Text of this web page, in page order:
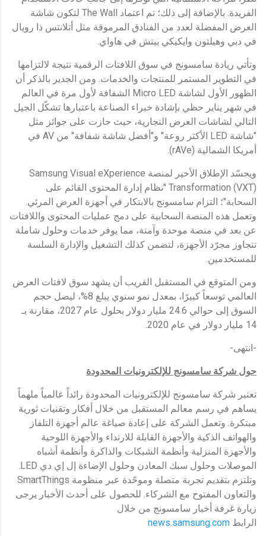
الفريدة. بالإضافة إلى ذلك؛ تم اعتماد The Wall لتكون شاشة
العرض المفضلة لعدد من الفنادق المرموقة مثل أتلانتس ذا رويال
في دبي وهيلتون وايكيكي بيتش في هاواي.
وتأتي ريادة سامسونج في سوق اللافتات الرقمية نتيجة لالتزامها
في التطوير المستمر للمنتجات والخدمات. ومن الجدير بالذكر أن
الظهور الأول لشاشة Micro LED الشفافة لأول مرة في العالم
في شهر يناير حظي بإشادة خبراء الصناعة باعتبارها تشكّل الجيل
التالي لشاشات العرض التجارية، حيث حازت على جوائز مثل
"شاشة LED الأكثر روعة" و"أفضل شاشة شفافة" من AV في
أمريكا الشمالية (rAVe).
ويجسّد الإطلاق الأخير لمنصة Samsung Visual eXperience
Transformation (VXT) "نظام إدارة المحتوى القائم على
السحابة"؛ التزام سامسونج بالابتكار في أجهزة العرض المرئي.
وتعمل هذه المنصة السحابية على دمج عمليات المحتوى واللافتات
عن بعد في منصة موحدة وآمنة، مما يوفر خدمات وحلول شاملة
تتجاوز مجرّد الأجهزة، لتضمن كذلك التشغيل والإدارة السلسة
للمستخدمين.
ومن المتوقع في المستقبل القريب أن يشهد سوق لافتات العرض
العالمي توسعاً كبيرًا، بمعدل نمو سنوي يبلغ 8%، ليصل حجم
السوق إلى حوالي 24.6 مليار دولار بحلول عام 2027، مقارنة بـ
14 مليار دولار في عام 2020.
-انتهى-
حول شركة سامسونج للإلكترونيات المحدودة
تعتبر شركة سامسونج للإلكترونيات المحدودة رائداً عالمياً ملهماً
يساهم في رسم معالم المستقبل من خلال أفكار وتقنيات ثورية
مبتكرة. وتعمل الشركة على إعادة صياغة عالم أجهزة التلفاز
والهواتف الذكية والأجهزة القابلة للارتداء والأجهزة اللوحية
والأجهزة المنزلية وأنظمة الشبكات والذاكرة وأنظمة أشباه
وتلتزم بتقديم تجربة متصلة وموحّدة عبر منظومة SmartThings
والتعاون المفتوح مع الشركاء. للحصول على أحدث الأخبار يرجى
زيارة غرفة أخبار سامسونج من خلال
الرابط news.samsung.com